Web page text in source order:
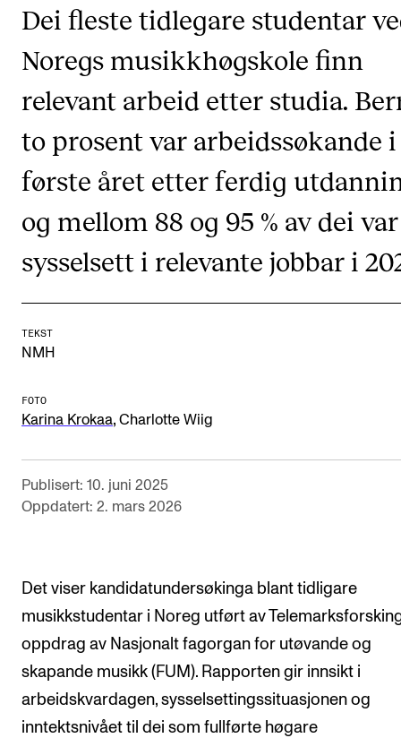
CREMAH
NordART
Prosjekter
Publikasjoner
INTERNASJONALT
Utveksling
Internasjonal strategi
IN.TUNE
AKTUELT
Nyheter og historier
Ledige stillinger
INFO
Om Norges musikkhøgskole
Kontakt oss
Finn ansatte
For ansatte og studenter
Dei fleste tidlegare studentar
Noregs musikkhøgskole finn
relevant arbeid etter studia.
to prosent var arbeidssøkande
første året etter ferdig
og mellom 88 og 95 % av dei var
sysselsett i relevante jobbar i
TEKST
NMH
FOTO
Karina Krokaa, Charlotte Wiig
Publisert: 10. juni 2025
Oppdatert: 2. mars 2026
Det viser kandidatundersøkinga blant tidligare
musikkstudentar i Noreg utført av
oppdrag av Nasjonalt fagorgan for utøvande og
skapande musikk (FUM). Rapporten gir innsikt i
arbeidskvardagen, sysselsettingssituasjonen og
inntektsnivået til dei som fullførte høgare